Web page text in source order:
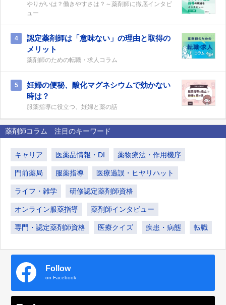
やりがいは？働きやすさは？～薬剤師に徹底インタビ
ュー
4
認定薬剤師は「意味ない」の理由と取得の
メリット
薬剤師のための転職・求人コラム
5
妊婦の便秘、酸化マグネシウムで効かない
時は？
服薬指導に役立つ、妊婦と薬の話
薬剤師コラム 注目のキーワード
キャリア 医薬品情報・DI 薬物療法・作用機序
門前薬局 服薬指導 医療過誤・ヒヤリハット
ライフ・雑学 研修認定薬剤師資格
オンライン服薬指導 薬剤師インタビュー
専門・認定薬剤師資格 医療クイズ 疾患・病態 転職
Follow
on Facebook